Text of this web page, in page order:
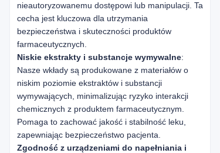
nieautoryzowanemu dostępowi lub manipulacji. Ta
cecha jest kluczowa dla utrzymania
bezpieczeństwa i skuteczności produktów
farmaceutycznych.
Niskie ekstrakty i substancje wymywalne:
Nasze wkłady są produkowane z materiałów o
niskim poziomie ekstraktów i substancji
wymywających, minimalizując ryzyko interakcji
chemicznych z produktem farmaceutycznym.
Pomaga to zachować jakość i stabilność leku,
zapewniając bezpieczeństwo pacjenta.
Zgodność z urządzeniami do napełniania i